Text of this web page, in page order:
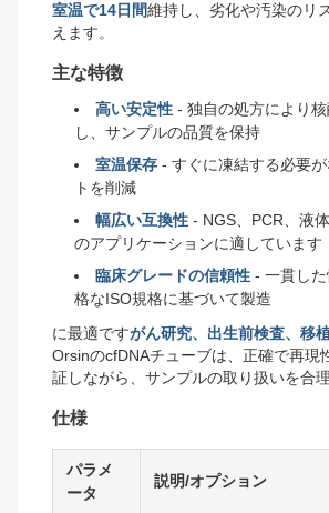
室温で14日間維持し、劣化や汚染のリ
えます。
主な特徴
高い安定性 - 独自の処方により
し、サンプルの品質を保持
室温保存 - すぐに凍結する必要
トを削減
幅広い互換性 - NGS、PCR、液
のアプリケーションに適しています
臨床グレードの信頼性 - 一貫し
格なISO規格に基づいて製造
に最適ですがん研究、出生前検査、移
OrsinのcfDNAチューブは、正確で再現
証しながら、サンプルの取り扱いを合理
仕様
パラメ
ータ
説明/オプション